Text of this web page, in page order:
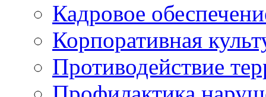
Кадровое
Корпоративная
Противодействие